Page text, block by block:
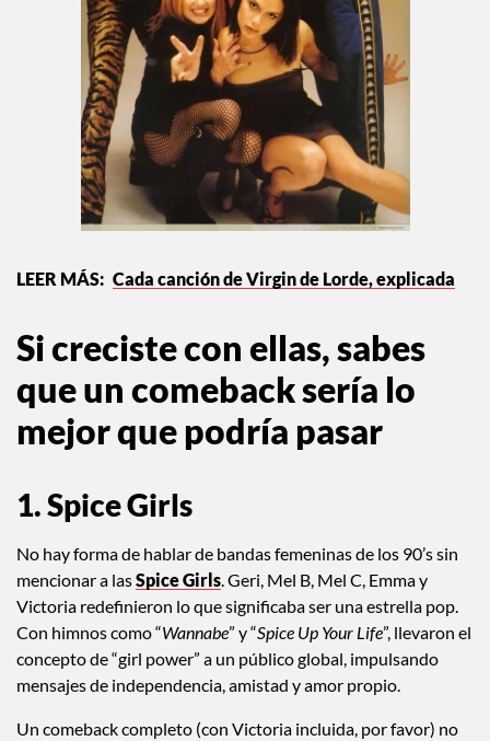
Cada canción de Virgin de Lorde, explicada
Si creciste con ellas, sabes
que un comeback sería lo
mejor que podría pasar
1. Spice Girls
No hay forma de hablar de bandas femeninas de los 90’s sin
mencionar a lasSpice Girls. Geri, Mel B, Mel C, Emma y
Victoria redefinieron lo que significaba ser una estrella pop.
Con himnos como “Wannabe” y “Spice Up Your Life”, llevaron el
concepto de “girl power” a un público global, impulsando
mensajes de independencia, amistad y amor propio.
Un comeback completo (con Victoria incluida, por favor) no